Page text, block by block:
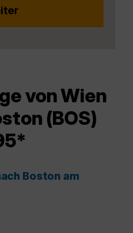
von Wien
(BOS)
Boston am